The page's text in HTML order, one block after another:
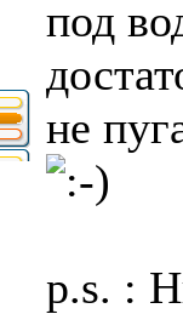
под
не
p.s. :